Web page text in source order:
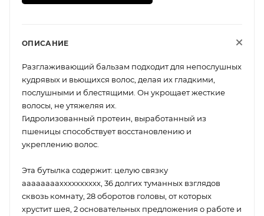
ОПИСАНИЕ
Разглаживающий бальзам подходит для непослушных
кудрявых и вьющихся волос, делая их гладкими,
послушными и блестящими. Он укрощает жесткие
волосы, не утяжеляя их.
Гидролизованный протеин, выработанный из
пшеницы способствует восстановлению и
укреплению волос.
Эта бутылка содержит: целую связку
аааааааахххххххххх, 36 долгих туманных взглядов
сквозь комнату, 28 оборотов головы, от которых
хрустит шея, 2 основательных предложения о работе и